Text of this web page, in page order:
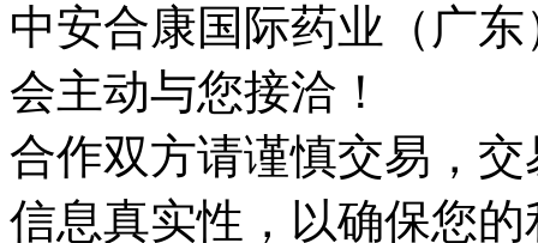
中安合康国际药业（广
会主动与您接洽！
合作双方请谨慎交易，
信息真实性，以确保您